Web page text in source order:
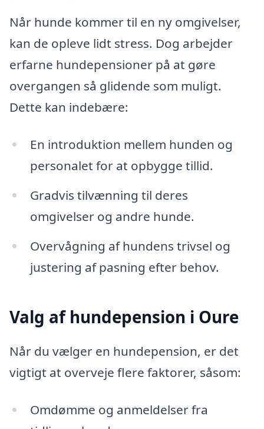
Når hunde kommer til en ny omgivelser,
kan de opleve lidt stress. Dog arbejder
erfarne hundepensioner på at gøre
overgangen så glidende som muligt.
Dette kan indebære:
En introduktion mellem hunden og
personalet for at opbygge tillid.
Gradvis tilvænning til deres
omgivelser og andre hunde.
Overvågning af hundens trivsel og
justering af pasning efter behov.
Valg af hundepension i Oure
Når du vælger en hundepension, er det
vigtigt at overveje flere faktorer, såsom:
Omdømme og anmeldelser fra